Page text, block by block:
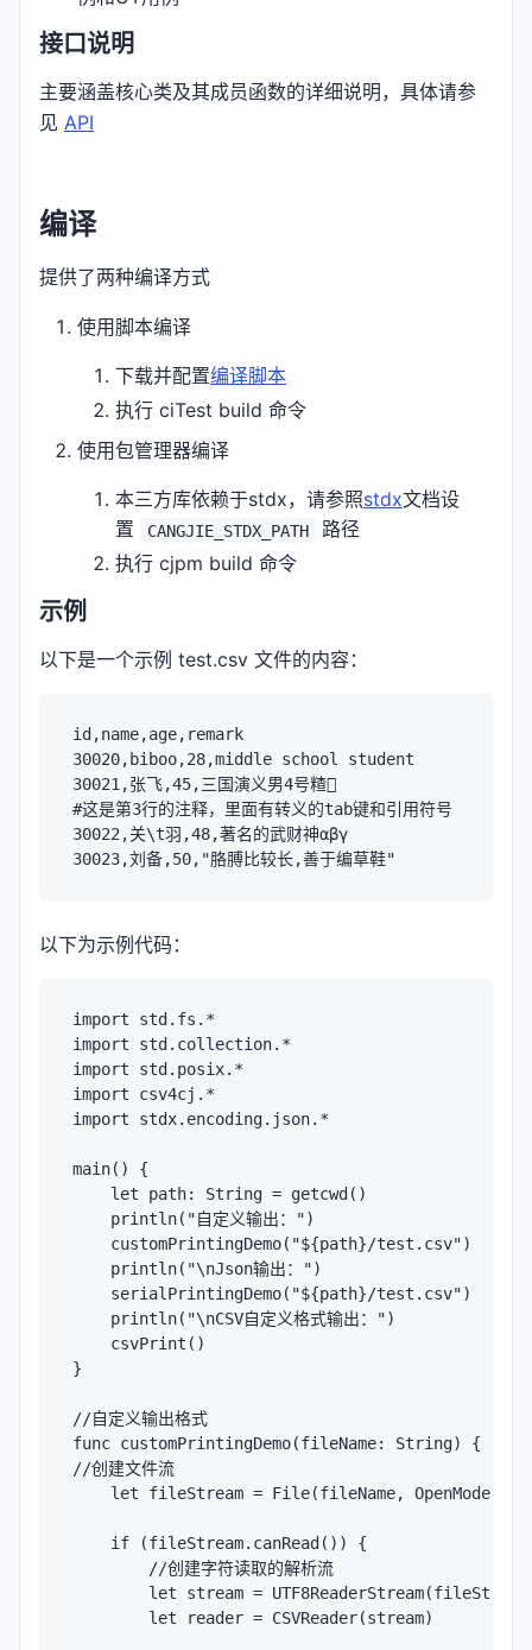
接口说明
主要涵盖核心类及其成员函数的详细说明，具体请参
见 API
编译
提供了两种编译方式
使用脚本编译
下载并配置编译脚本
执行 ciTest build 命令
使用包管理器编译
本三方库依赖于stdx，请参照stdx文档设
置
CANGJIE_STDX_PATH
路径
执行 cjpm build 命令
示例
以下是一个示例 test.csv 文件的内容：
id,name,age,remark
30020,biboo,28,middle school student
30021,张飞,45,三国演义男4号𥻗𪧘
#这是第3行的注释，里面有转义的tab键和引用符号
30022,关\t羽,48,著名的武财神αβγ
以下为示例代码：
import std.fs.*
import std.collection.*
import std.posix.*
import csv4cj.*
import stdx.encoding.json.*
main() {
    let path: String = getcwd()
    println("自定义输出：")
    customPrintingDemo("${path}/test.csv")
    println("\nJson输出：")
    serialPrintingDemo("${path}/test.csv")
    println("\nCSV自定义格式输出：")
    csvPrint()
}
//自定义输出格式
func customPrintingDemo(fileName: String) {
//创建文件流
let fileStream = File(fileName,
    if (fileStream.canRead()) {
        //创建字符读取的解析流
let stream =
        let reader = CSVReader(stream)